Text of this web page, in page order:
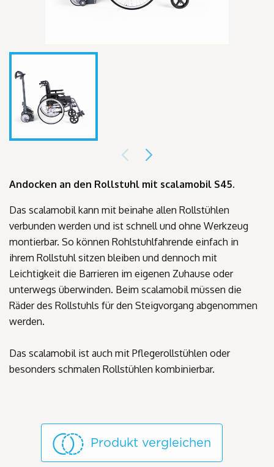
Andocken an den Rollstuhl mit scalamobil S45.
Das scalamobil kann mit beinahe allen Rollstühlen
verbunden werden und ist schnell und ohne Werkzeug
montierbar. So können Rohlstuhlfahrende einfach in
ihrem Rollstuhl sitzen bleiben und dennoch mit
Leichtigkeit die Barrieren im eigenen Zuhause oder
unterwegs überwinden. Beim scalamobil müssen die
Räder des Rollstuhls für den Steigvorgang abgenommen
werden.
Das scalamobil ist auch mit Pflegerollstühlen oder
besonders schmalen Rollstühlen kombinierbar.
Produkt vergleichen